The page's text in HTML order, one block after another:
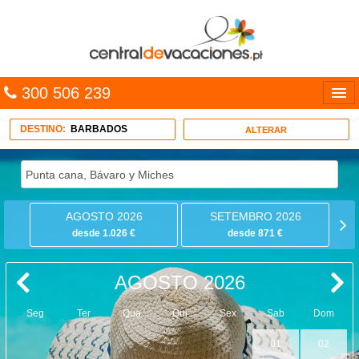
300 506 239
TRIP PLANNER
PACOTES
CARAÍBAS
CRUZEIROS
DESTINO: BARBADOS ALTERAR
AGOSTO 2026
desde 1.026 €
SETEMBRO 2026
desde 871 €
AGOSTO 2026
Seg Ter Qua Qui Sex Sab Dom
01 02